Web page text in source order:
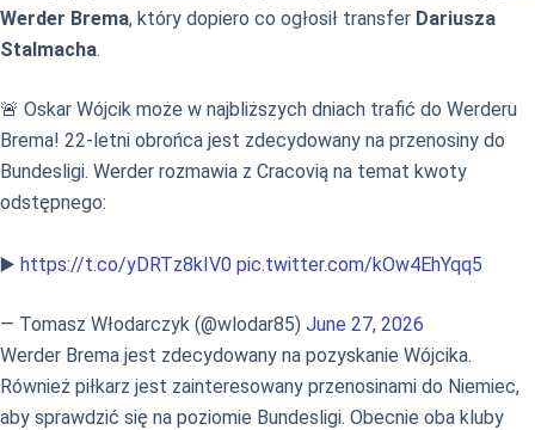
Werder Brema, który dopiero co ogłosił transfer Dariusza
Stalmacha.
🚨 Oskar Wójcik może w najbliższych dniach trafić do Werderu
Brema! 22-letni obrońca jest zdecydowany na przenosiny do
Bundesligi. Werder rozmawia z Cracovią na temat kwoty
odstępnego:
▶️ https://t.co/yDRTz8kIV0 pic.twitter.com/kOw4EhYqq5
— Tomasz Włodarczyk (@wlodar85) June 27, 2026
Werder Brema jest zdecydowany na pozyskanie Wójcika.
Również piłkarz jest zainteresowany przenosinami do Niemiec,
aby sprawdzić się na poziomie Bundesligi. Obecnie oba kluby